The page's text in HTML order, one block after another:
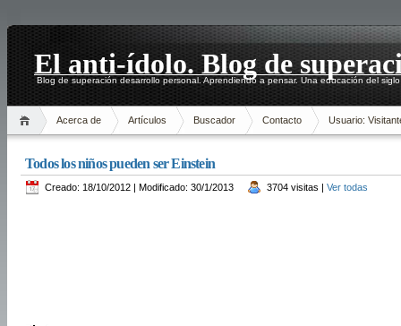
El anti-ídolo. Blog de
Blog de superación desarrollo personal. Aprendiendo a pensar. Una educación del
Acerca de Artículos Buscador Contacto Usuario:
Todos los niños pueden ser Einstein
Creado: 18/10/2012 | Modificado: 30/1/2013 3704 visitas | Ver todas